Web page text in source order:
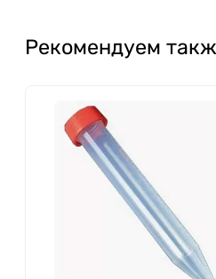
Рекомендуем